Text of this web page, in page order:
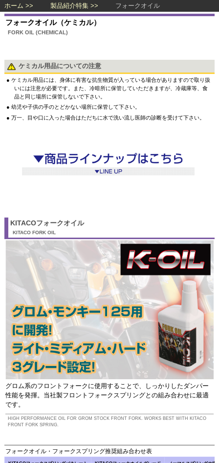
ホーム 製品紹介特集 フォークオイル
フォークオイル（ケミカル）
FORK OIL (CHEMICAL)
ケミカル用品についての注意
ケミカル用品には、身体に有害な抗生物質が入っている場合がありますので取り扱
いには注意が必要です。また、冷暗所に保管していただきますが、冷蔵庫等、食
品と同じ場所に保管しないで下さい。
幼児や子供の手のとどかない場所に保管して下さい。
万一、目や口に入った場合はただちに水で洗い流し医師の診断を受けて下さい。
KITACOフォークオイル
KITACO FORK OIL
グロム系のフロントフォークに使用することで、しっかりしたダンパー
性能を発揮。当社製フロントフォークスプリングとの組み合わせに最適
です。
HIGH PERFORMANCE OIL FOR GROM STOCK FRONT FORK. WORKS BEST WITH KITACO
FRONT FORK SPRING.
フォークオイル・フォークスプリング推奨組み合わせ表